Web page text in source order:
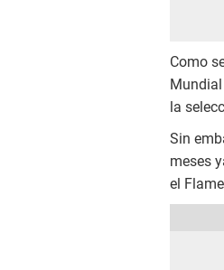
Como
la
Sin
meses
el